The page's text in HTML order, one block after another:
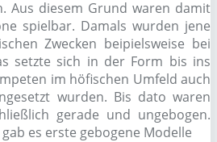
Aus diesem Grund waren damit
spielbar. Damals wurden jene
Zwecken beipielsweise bei
setzte sich in der Form bis ins
im höfischen Umfeld auch
wurden. Bis dato waren
gerade und ungebogen.
es erste gebogene Modelle